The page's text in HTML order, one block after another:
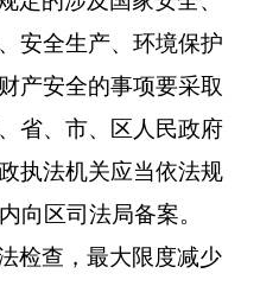
安全生产、环境保护
产安全的事项要采取
省、市、 区 人民政府
执法机关应当依法规
向区司法局备案。
检查，最大限度减少